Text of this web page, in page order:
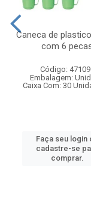
Caneca de
com 6
Código:
Embalagem:
Caixa Com: 30
Faça seu login
cadastre-se
comprar.